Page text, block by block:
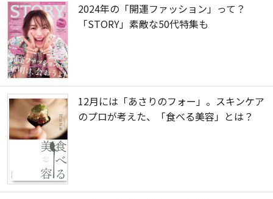
2024年の「開運ファッション」って？
「STORY」素敵な50代特集も
12月には「あさりのフォー」。スキンケア
のプロが考えた、「食べる美容」とは？